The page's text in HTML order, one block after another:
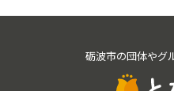
砺波市の団体やグ